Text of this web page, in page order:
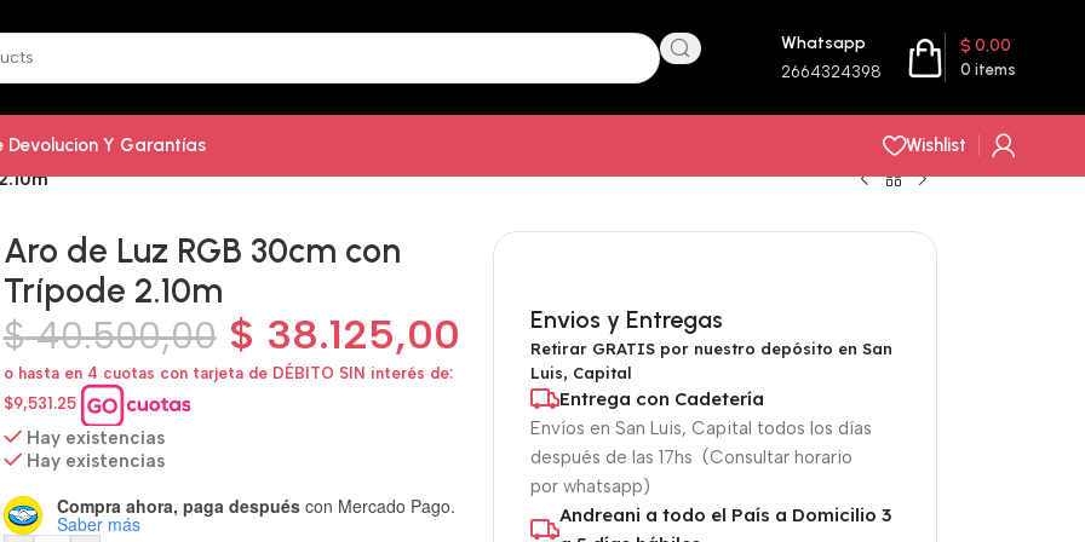
Whatsapp
2664324398 0 items
$ 0,00
Devolucion Y Garantías
Wishlist
Aro de Luz RGB 30cm con
Trípode 2.10m
$40.500,00 $ 38.125,00
o hasta en 4 cuotas con tarjeta de DÉBITO SIN interés de:
$9,531.25
Hay existencias
Hay existencias
Compra ahora, paga despuéscon Mercado Pago.
Saber más
Envios y Entregas
Retirar GRATIS por nuestro depósito en San
Luis, Capital
Entrega con Cadetería
Envíos en San Luis, Capital todos los días
después de las 17hs (Consultar horario
por whatsapp)
Andreani a todo el País a Domicilio 3